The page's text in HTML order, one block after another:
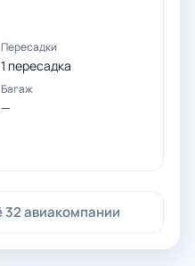
1 пересадка
—
32 авиакомпании